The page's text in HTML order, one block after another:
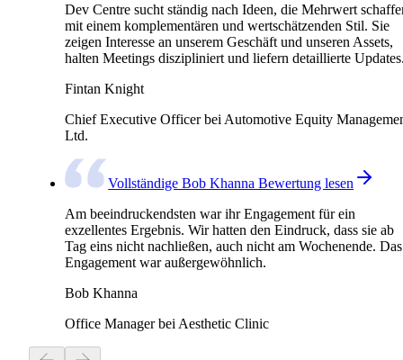
Dev Centre sucht ständig nach Ideen, die Mehrwert
mit einem komplementären und wertschätzenden Stil. Sie
zeigen Interesse an unserem Geschäft und unseren Assets,
halten Meetings diszipliniert und liefern detaillierte
Fintan Knight
Chief Executive Officer bei Automotive Equity
Ltd.
Vollständige Bob Khanna Bewertung lesen
Am beeindruckendsten war ihr Engagement für ein
exzellentes Ergebnis. Wir hatten den Eindruck, dass sie ab
Tag eins nicht nachließen, auch nicht am Wochenende. Das
Engagement war außergewöhnlich.
Bob Khanna
Office Manager bei Aesthetic Clinic